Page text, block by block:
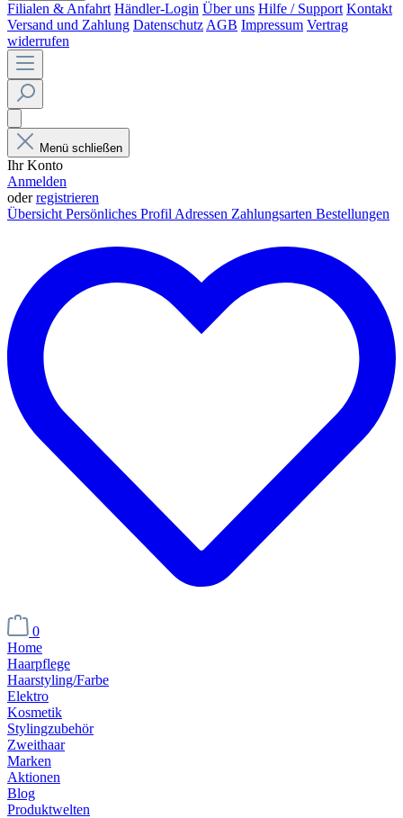
Filialen & Anfahrt Händler-Login Über uns Hilfe / Support Kontakt
Versand und Zahlung Datenschutz AGB Impressum Vertrag
widerrufen
Menü schließen
Ihr Konto
Anmelden
oderregistrieren
Übersicht Persönliches Profil Adressen Zahlungsarten Bestellungen
0
Home
Haarpflege
Haarstyling/Farbe
Elektro
Kosmetik
Stylingzubehör
Zweithaar
Marken
Aktionen
Blog
Produktwelten